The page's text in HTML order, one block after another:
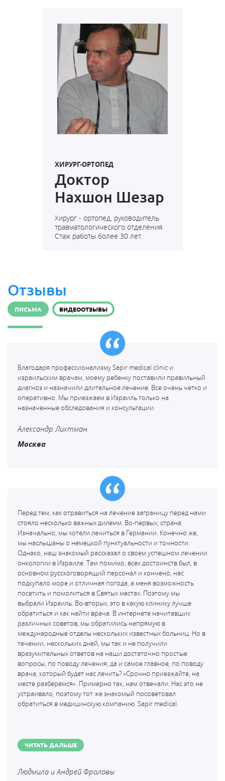
ХИРУРГ-ОРТОПЕД
Доктор
Нахшон Шезар
Хирург - ортопед, руководитель
травматологического отделения.
Стаж работы более 30 лет.
Отзывы
ПИСЬМА ВИДЕООТЗЫВЫ
Благодаря профессионализму Sapir medical clinic и
израильским врачам, моему ребенку поставили правильный
диагноз и назначили длительное лечение. Все очень четко и
оперативно. Мы приезжаем в Израиль только на
назначенные обследования и консультации.
Александр Лихтман
Москва
Перед тем, как отравиться на лечение заграницу перед нами
стояло несколько важных дилемм. Во-первых, страна.
Изначально, мы хотели лечиться в Германии. Конечно же,
мы наслышаны о немецкой пунктуальности и точности.
Однако, наш знакомый рассказал о своем успешном лечении
онкологии в Израиле. Там помимо, всех достоинств был, в
основном русскоговорящий персонал и кончено, нас
подкупало море и отличная погода, а меня возможность
посетить и помолиться в Святых местах. Поэтому мы
выбрали Израиль. Во-вторых, это в какую клинику лучше
обратиться и как найти врача. В интернете начитавших
различных советов, мы обратились напрямую в
международные отделы нескольких известных больниц. Но в
течении, нескольких дней, мы так и не получили
вразумительных ответов на наши достаточно простые
вопросы, по поводу лечения, да и самое главное, по поводу
врача, который будет нас лечить? «Срочно приезжайте, на
месте разберемся». Примерно так, нам отвечали. Нас это не
устраивало, поэтому тот же знакомый посоветовал
обратиться в медицинскую компанию Sapir medical.
ЧИТАТЬ ДАЛЬШЕ
Людмила и Андрей Фроловы